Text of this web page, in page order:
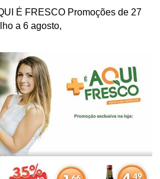
É FRESCO Promoções de 27
a 6 agosto,